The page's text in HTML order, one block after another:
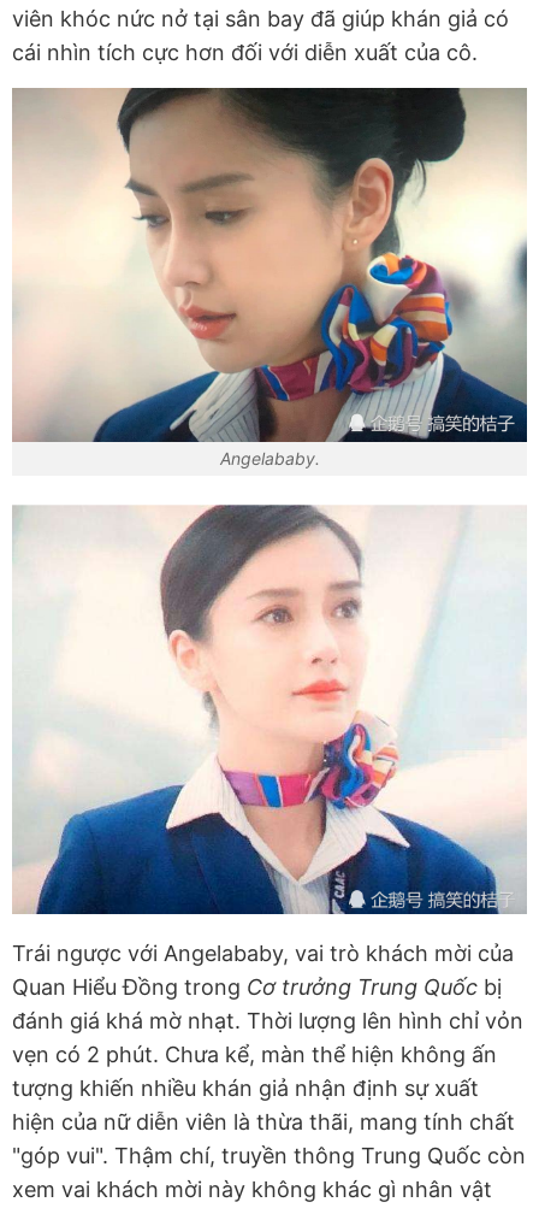
viên khóc nức nở tại sân bay đã giúp khán giả có
cái nhìn tích cực hơn đối với diễn xuất của cô.
Angelababy.
Trái ngược với Angelababy, vai trò khách mời của
Quan Hiểu Đồng trong Cơ trưởng Trung Quốc bị
đánh giá khá mờ nhạt. Thời lượng lên hình chỉ vỏn
vẹn có 2 phút. Chưa kể, màn thể hiện không ấn
tượng khiến nhiều khán giả nhận định sự xuất
hiện của nữ diễn viên là thừa thãi, mang tính chất
"góp vui". Thậm chí, truyền thông Trung Quốc còn
xem vai khách mời này không khác gì nhân vật